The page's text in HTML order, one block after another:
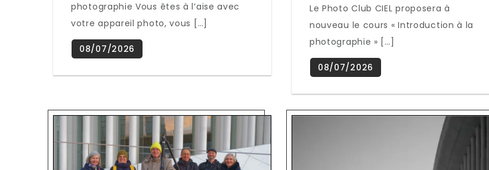
photographie Vous êtes à l’aise avec
votre appareil photo, vous […]
Le Photo Club CIEL proposera à
nouveau le cours « Introduction à la
photographie » […]